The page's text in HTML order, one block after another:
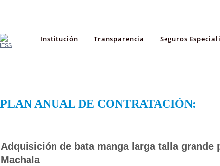
Institución Transparencia Seguros
PLAN ANUAL DE CONTRATACIÓN:
Adquisición de bata manga larga talla
Machala